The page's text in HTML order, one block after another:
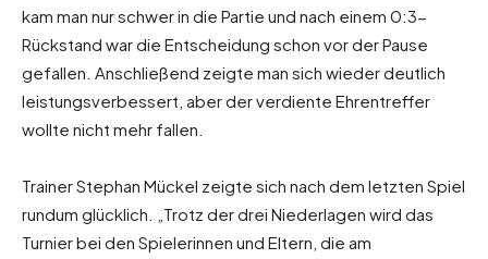
kam man nur schwer in die Partie und nach einem 0:3-
Rückstand war die Entscheidung schon vor der Pause
gefallen. Anschließend zeigte man sich wieder deutlich
leistungsverbessert, aber der verdiente Ehrentreffer
wollte nicht mehr fallen.
Trainer Stephan Mückel zeigte sich nach dem letzten Spiel
rundum glücklich. „Trotz der drei Niederlagen wird das
Turnier bei den Spielerinnen und Eltern, die am